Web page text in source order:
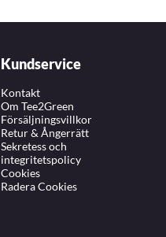
Kundservice
Kontakt
Om Tee2Green
Försäljningsvillkor
Retur & Ångerrätt
Sekretess och
integritetspolicy
Cookies
Radera Cookies